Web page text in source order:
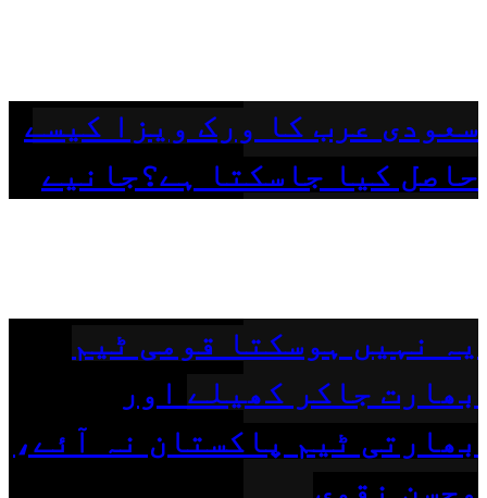
سعودی عرب کا ورک ویزا کیسے
حاصل کیا جاسکتا ہے؟جانیے
یہ نہیں ہوسکتا قومی ٹیم
بھارت جاکر کھیلے اور
بھارتی ٹیم پاکستان نہ آئے،
محسن نقوی